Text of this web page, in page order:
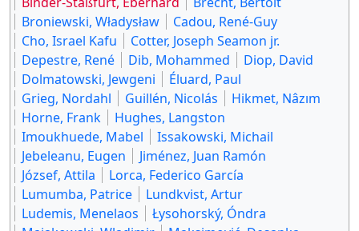
Broniewski, Władysław
Cadou, René-Guy
Cho, Israel Kafu
Cotter, Joseph Seamon jr.
Depestre, René
Dib, Mohammed
Diop, David
Dolmatowski, Jewgeni
Éluard, Paul
Grieg, Nordahl
Guillén, Nicolás
Hikmet, Nâzım
Horne, Frank
Hughes, Langston
Imoukhuede, Mabel
Issakowski, Michail
Jebeleanu, Eugen
Jiménez, Juan Ramón
József, Attila
Lorca, Federico García
Lumumba, Patrice
Lundkvist, Artur
Ludemis, Menelaos
Łysohorský, Óndra